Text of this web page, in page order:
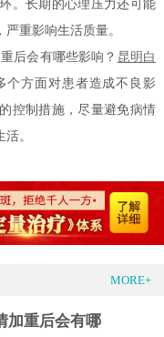
。长期的心理压力还可能
重影响生活质量。
后会有哪些影响？ 昆明白
个方面对患者造成不良影
控制措施，尽量避免病情
。
MORE+
加重后会有哪